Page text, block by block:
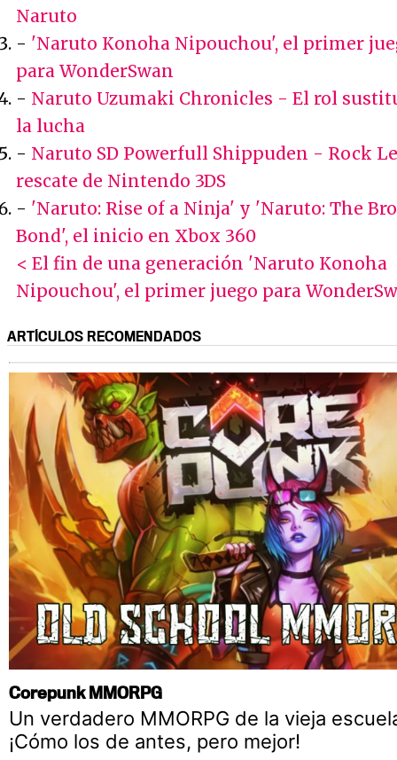
Naruto
- 'Naruto Konoha Nipouchou', el primer
para WonderSwan
- Naruto Uzumaki Chronicles - El rol
la lucha
- Naruto SD Powerfull Shippuden - Rock
rescate de Nintendo 3DS
- 'Naruto: Rise of a Ninja' y 'Naruto: The
Bond', el inicio en Xbox 360
< El fin de una generación 'Naruto Konoha
Nipouchou', el primer juego para
ARTÍCULOS RECOMENDADOS
Corepunk MMORPG
Un verdadero MMORPG de la vieja
¡Cómo los de antes, pero mejor!